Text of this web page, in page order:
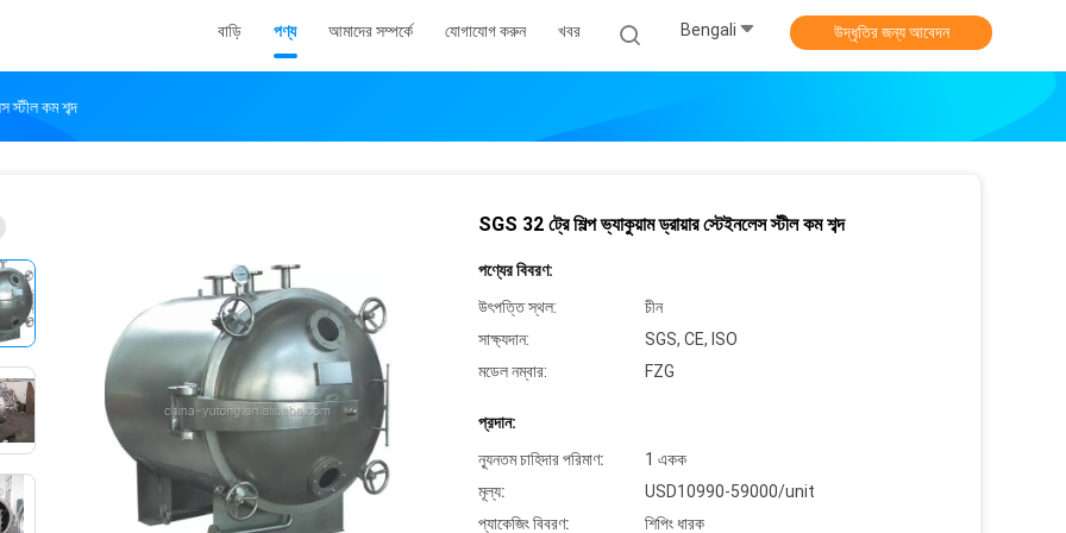
বাড়ি পণ্য আমাদের সম্পর্কে যোগাযোগ করুন খবর Bengali উদ্ধৃতির জন্য আবেদন
স্টীল কম শব্দ
SGS 32 ট্রে শিল্প ভ্যাকুয়াম ড্রায়ার স্টেইনলেস স্টীল কম শব্দ
পণ্যের বিবরণ:
উৎপত্তি স্থল:
চীন
সাক্ষ্যদান:
SGS, CE, ISO
মডেল নম্বার:
FZG
প্রদান:
ন্যূনতম চাহিদার পরিমাণ:
1 একক
মূল্য:
USD10990-59000/unit
প্যাকেজিং বিবরণ:
শিপিং ধারক